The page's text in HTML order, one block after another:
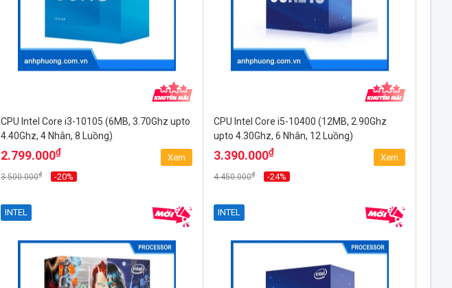
CPU Intel Core i3-10105 (6MB, 3.70Ghz upto
4.40Ghz, 4 Nhân, 8 Luồng)
2.799.000₫
3.500.000₫ -20%
Xem
CPU Intel Core i5-10400 (12MB, 2.90Ghz
upto 4.30Ghz, 6 Nhân, 12 Luồng)
3.390.000₫
4.450.000₫ -24%
Xem
INTEL INTEL